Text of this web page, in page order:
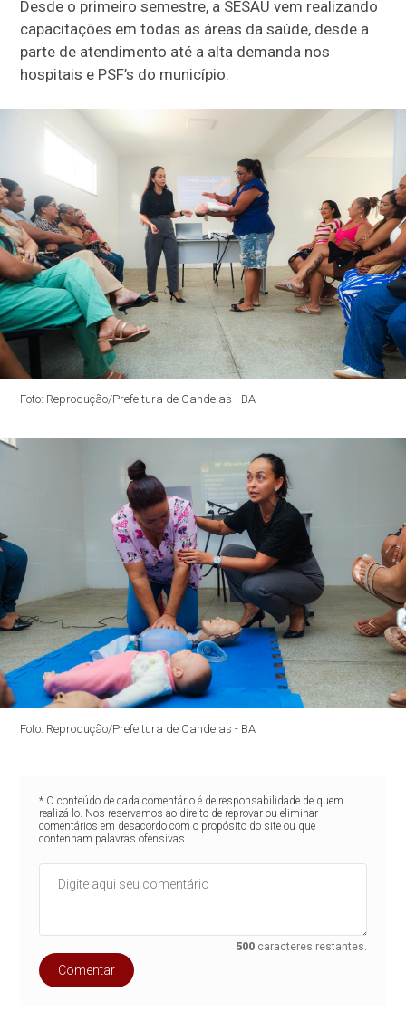
Desde o primeiro semestre, a SESAU vem realizando
capacitações em todas as áreas da saúde, desde a
parte de atendimento até a alta demanda nos
hospitais e PSF’s do município.
Foto: Reprodução/Prefeitura de Candeias - BA
Foto: Reprodução/Prefeitura de Candeias - BA
* O conteúdo de cada comentário é de responsabilidade de quem
realizá-lo. Nos reservamos ao direito de reprovar ou eliminar
comentários em desacordo com o propósito do site ou que
contenham palavras ofensivas.
500 caracteres restantes.
Comentar